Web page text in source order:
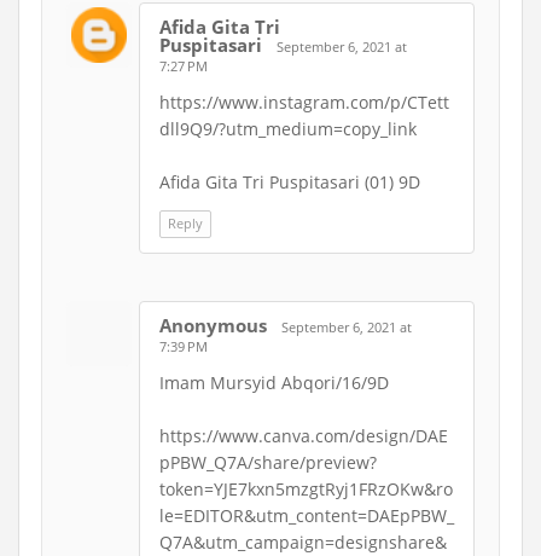
Afida Gita Tri
Puspitasari
September 6, 2021 at
7:27 PM
https://www.instagram.com/p/CTett
dll9Q9/?utm_medium=copy_link
Afida Gita Tri Puspitasari (01) 9D
Reply
Anonymous
September 6, 2021 at
7:39 PM
Imam Mursyid Abqori/16/9D
https://www.canva.com/design/DAE
pPBW_Q7A/share/preview?
token=YJE7kxn5mzgtRyj1FRzOKw&ro
le=EDITOR&utm_content=DAEpPBW_
Q7A&utm_campaign=designshare&